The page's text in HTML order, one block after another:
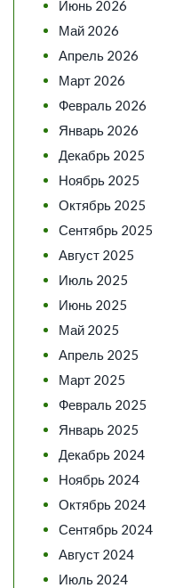
Июнь 2026
Май 2026
Апрель 2026
Март 2026
Февраль 2026
Январь 2026
Декабрь 2025
Ноябрь 2025
Октябрь 2025
Сентябрь 2025
Август 2025
Июль 2025
Июнь 2025
Май 2025
Апрель 2025
Март 2025
Февраль 2025
Январь 2025
Декабрь 2024
Ноябрь 2024
Октябрь 2024
Сентябрь 2024
Август 2024
Июль 2024